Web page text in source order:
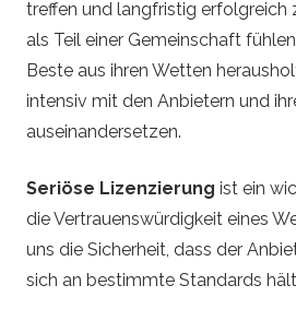
treffen und langfristig erfolgreich
als Teil einer Gemeinschaft
Beste aus ihren Wetten
intensiv mit den Anbietern und
auseinandersetzen.
Seriöse Lizenzierung ist ein
die Vertrauenswürdigkeit eines
uns die Sicherheit, dass der
sich an bestimmte Standards